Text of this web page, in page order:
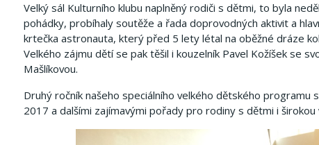
Velký sál Kulturního klubu naplněný rodiči s dětmi, to byla
pohádky, probíhaly soutěže a řada doprovodných aktivit a
krtečka astronauta, který před 5 lety létal na oběžné dráze
Velkého zájmu dětí se pak těšil i kouzelník Pavel Kožíšek se
Mašlíkovou.
Druhý ročník našeho speciálního velkého dětského
2017 a dalšími zajímavými pořady pro rodiny s dětmi i